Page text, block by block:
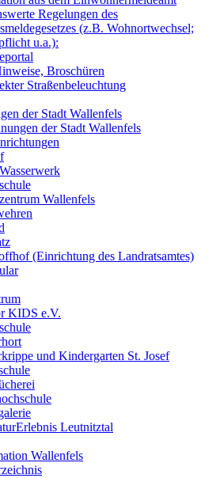
Regelungen des
(z.B. Wohnortwechsel;
u.a.):
Broschüren
Straßenbeleuchtung
der Stadt Wallenfels
der Stadt Wallenfels
Wallenfels
(Einrichtung des Landratsamtes)
KIDS e.V.
und Kindergarten St. Josef
Leutnitztal
Wallenfels